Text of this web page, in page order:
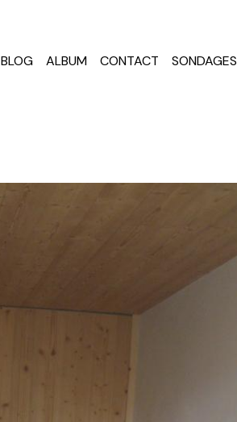
BLOG ALBUM CONTACT SONDAGES